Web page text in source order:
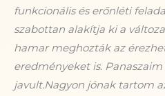
funkcionális és erőnléti
szabottan alakítja ki a
hamar meghozták az
eredményeket is.
javult.Nagyon jónak tartom